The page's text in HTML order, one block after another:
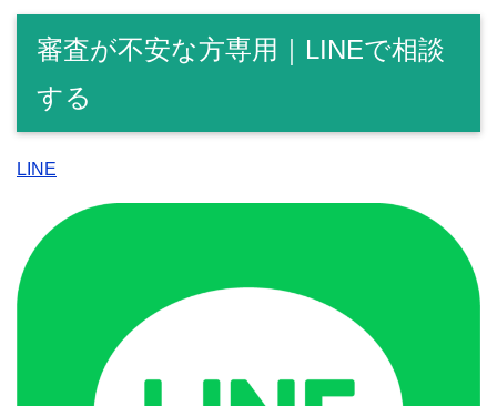
c
e
b
o
tt
er
e
ail C
h
m
bl
p
e
審査が不安な方専用｜LINEで相談
する
LINE